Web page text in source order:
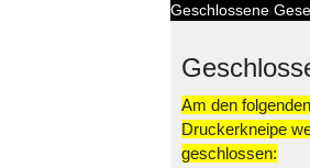
Geschlossene
Am den
Druckerkneipe
geschlossen: